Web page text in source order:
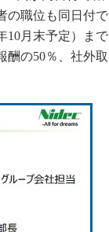
の職位も同日付で
10月末予定）まで
酬の50％、社外取